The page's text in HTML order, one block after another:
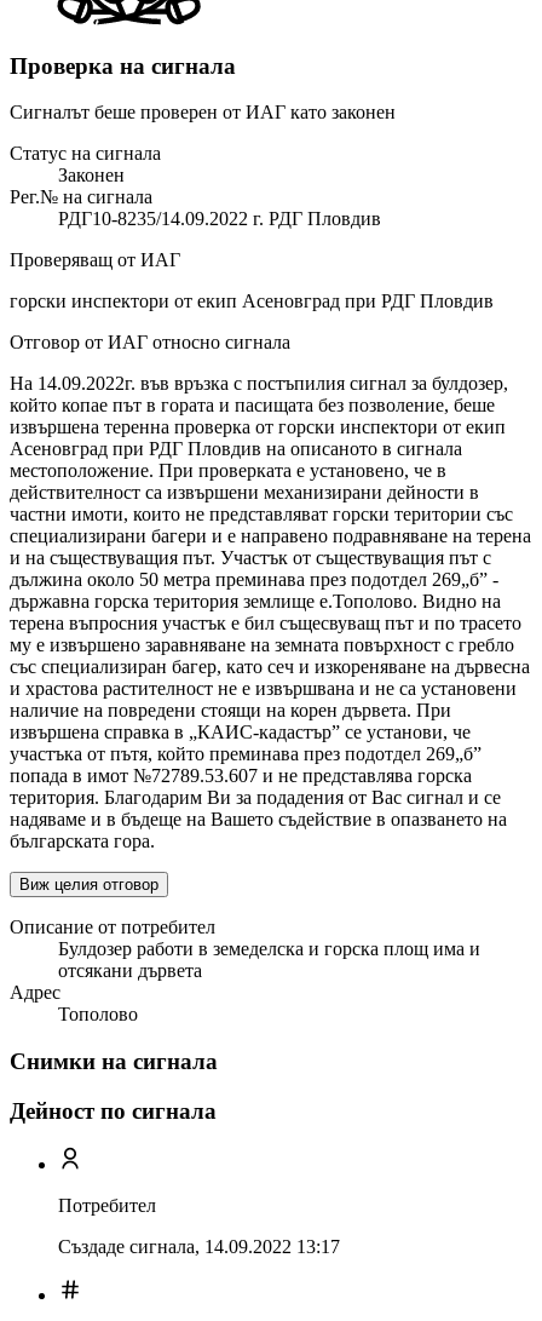
Проверка на сигнала
Сигналът беше проверен от ИАГ като законен
Статус на сигнала
Законен
Рег.№ на сигнала
РДГ10-8235/14.09.2022 г. РДГ Пловдив
Проверяващ от ИАГ
горски инспектори от екип Асеновград при РДГ Пловдив
Отговор от ИАГ относно сигнала
На 14.09.2022г. във връзка с постъпилия сигнал за булдозер,
който копае път в гората и пасищата без позволение, беше
извършена теренна проверка от горски инспектори от екип
Асеновград при РДГ Пловдив на описаното в сигнала
местоположение. При проверката е установено, че в
действителност са извършени механизирани дейности в
частни имоти, които не представляват горски територии със
специализирани багери и е направено подравняване на терена
и на съществуващия път. Участък от съществуващия път с
дължина около 50 метра преминава през подотдел 269„б” -
държавна горска територия землище е.Тополово. Видно на
терена въпросния участък е бил същесвуващ път и по трасето
му е извършено заравняване на земната повърхност с гребло
със специализиран багер, като сеч и изкореняване на дървесна
и храстова растителност не е извършвана и не са установени
наличие на повредени стоящи на корен дървета. При
извършена справка в „КАИС-кадастър” се установи, че
участъка от пътя, който преминава през подотдел 269„б”
попада в имот №72789.53.607 и не представлява горска
територия. Благодарим Ви за подадения от Вас сигнал и се
надяваме и в бъдеще на Вашето съдействие в опазването на
българската гора.
Виж целия отговор
Описание от потребител
Булдозер работи в земеделска и горска площ има и
отсякани дървета
Адрес
Тополово
Снимки на сигнала
Дейност по сигнала
Потребител
Създаде сигнала, 14.09.2022 13:17